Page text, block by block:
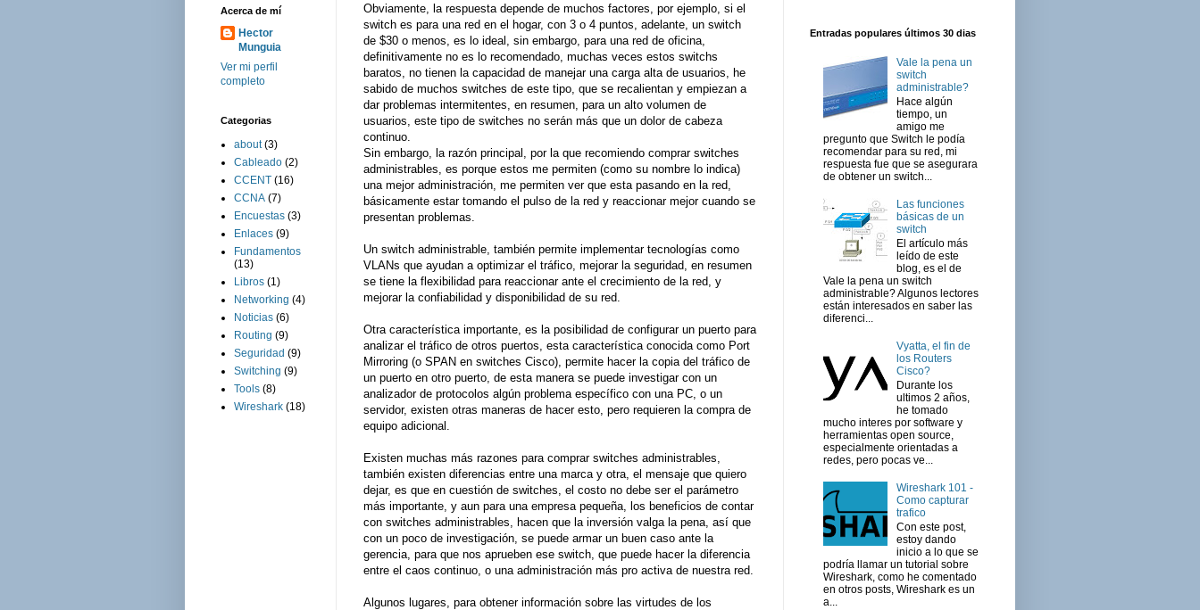
Obviamente, la respuesta depende de muchos factores, por ejemplo, si el
switch es para una red en el hogar, con 3 o 4 puntos, adelante, un switch
de $30 o menos, es lo ideal, sin embargo, para una red de oficina,
definitivamente no es lo recomendado, muchas veces estos switchs
baratos, no tienen la capacidad de manejar una carga alta de usuarios, he
sabido de muchos switches de este tipo, que se recalientan y empiezan a
dar problemas intermitentes, en resumen, para un alto volumen de
usuarios, este tipo de switches no serán más que un dolor de cabeza
continuo.
Sin embargo, la razón principal, por la que recomiendo comprar switches
administrables, es porque estos me permiten (como su nombre lo indica)
una mejor administración, me permiten ver que esta pasando en la red,
básicamente estar tomando el pulso de la red y reaccionar mejor cuando se
presentan problemas.
Un switch administrable, también permite implementar tecnologías como
VLANs que ayudan a optimizar el tráfico, mejorar la seguridad, en resumen
se tiene la flexibilidad para reaccionar ante el crecimiento de la red, y
mejorar la confiabilidad y disponibilidad de su red.
Otra característica importante, es la posibilidad de configurar un puerto para
analizar el tráfico de otros puertos, esta característica conocida como Port
Mirroring (o SPAN en switches Cisco), permite hacer la copia del tráfico de
un puerto en otro puerto, de esta manera se puede investigar con un
analizador de protocolos algún problema específico con una PC, o un
servidor, existen otras maneras de hacer esto, pero requieren la compra de
equipo adicional.
Existen muchas más razones para comprar switches administrables,
también existen diferencias entre una marca y otra, el mensaje que quiero
dejar, es que en cuestión de switches, el costo no debe ser el parámetro
más importante, y aun para una empresa pequeña, los beneficios de contar
con switches administrables, hacen que la inversión valga la pena, así que
con un poco de investigación, se puede armar un buen caso ante la
gerencia, para que nos aprueben ese switch, que puede hacer la diferencia
entre el caos continuo, o una administración más pro activa de nuestra red.
Algunos lugares, para obtener información sobre las virtudes de los
Acerca de mí
Hector
Munguia
Ver mi perfil
completo
Categorias
about (3)
Cableado (2)
CCENT (16)
CCNA (7)
Encuestas (3)
Enlaces (9)
Fundamentos
(13)
Libros (1)
Networking (4)
Noticias (6)
Routing (9)
Seguridad (9)
Switching (9)
Tools (8)
Wireshark (18)
Entradas populares últimos 30 dias
Vale la pena un
switch
administrable?
Hace algún
tiempo, un
amigo me
pregunto que Switch le podía
recomendar para su red, mi
respuesta fue que se asegurara
de obtener un switch...
Las funciones
básicas de un
switch
El artículo más
leído de este
blog, es el de
Vale la pena un switch
administrable? Algunos lectores
están interesados en saber las
diferenci...
Vyatta, el fin de
los Routers
Cisco?
Durante los
ultimos 2 años,
he tomado
mucho interes por software y
herramientas open source,
especialmente orientadas a
redes, pero pocas ve...
Wireshark 101 -
Como capturar
trafico
Con este post,
estoy dando
inicio a lo que se
podría llamar un tutorial sobre
Wireshark, como he comentado
en otros posts, Wireshark es un
a...